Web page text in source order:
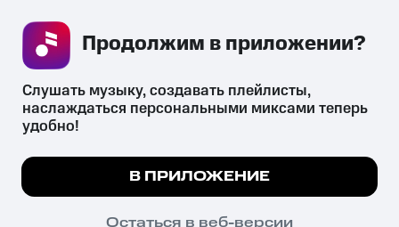
СКАЧАТЬ ПРИЛОЖЕНИЕ
психотропных веществ, их аналогов причиняет вред здоровью,
их незаконный оборот запрещён и влечёт установленную
законодательством ответственность.
© 2026 ООО «КИОН».
Мы используем куки, чтобы на сайте все
Подробнее
ПОНЯТНО
Слушать музыку, создавать плейлисты,
наслаждаться персональными миксами теперь
удобно!
В ПРИЛОЖЕНИЕ
Остаться в веб-версии